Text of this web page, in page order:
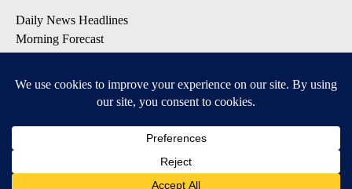
Daily News Headlines
Morning Forecast
Contests & Promotions
DOWNLOAD OUR APPS